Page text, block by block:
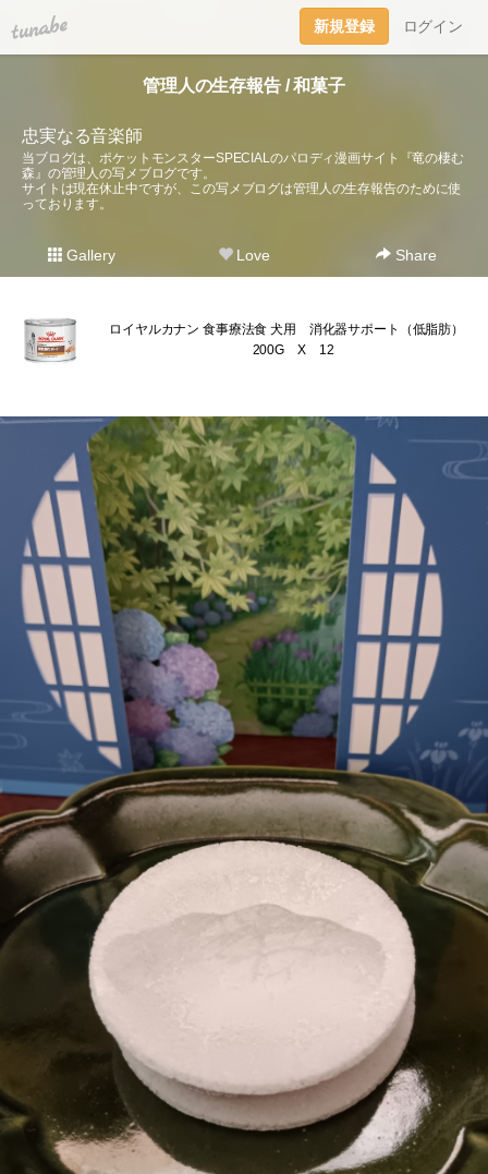
tuna.be 新規登録 ログイン
管理人の生存報告 / 和菓子
忠実なる音楽師
当ブログは、ポケットモンスターSPECIALのパロディ漫画サイト『竜の棲む
森』の管理人の写メブログです。
サイトは現在休止中ですが、この写メブログは管理人の生存報告のために使
っております。
Gallery Love Share
ロイヤルカナン 食事療法食 犬用 消化器サポート（低脂肪）
200G X 12